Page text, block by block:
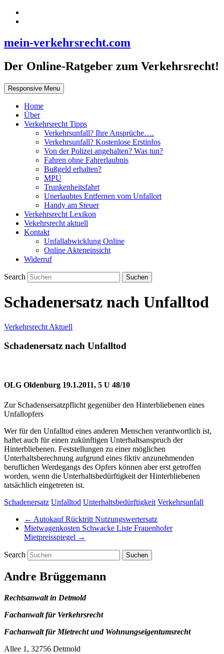
mein-verkehrsrecht.com
Der Online-Ratgeber zum Verkehrsrecht!
Responsive Menu
Home
Über
Verkehrsrecht Tipps
Verkehrsunfall? Ihre Ansprüche….
Verkehrsunfall? Kostenlose Erstinfos
Von der Polizei angehalten? Was tun?
Fahren ohne Fahrerlaubnis
Bußgeld erhalten?
MPU
Trunkenheitsfahrt
Unerlaubtes Entfernen vom Unfallort
Handy am Steuer
Verkehrsrecht Lexikon
Vekehrsrecht aktuell
Kontakt
Unfallabwicklung Online
Online Akteneinsicht
Widerruf
Search
Schadenersatz nach Unfalltod
Verkehrsrecht Aktuell
Schadenersatz nach Unfalltod
OLG Oldenburg 19.1.2011, 5 U 48/10
Zur Schadensersatzpflicht gegenüber den Hinterbliebenen eines
Unfallopfers
Wer für den Unfalltod eines anderen Menschen verantwortlich ist,
haftet auch für einen zukünftigen Unterhaltsanspruch der
Hinterbliebenen. Feststellungen zu einer möglichen
Unterhaltsberechnung aufgrund eines fiktiv anzunehmenden
beruflichen Werdegangs des Opfers können aber erst getroffen
worden, wenn die Unterhaltsbedürftigkeit der Hinterbliebenen
tatsächlich eingetreten ist.
Schadenersatz Unfalltod Unterhaltsbedürftigkeit Verkehrsunfall
← Autokauf Rücktritt Nutzungswertersatz
Mietwagenkosten Schwacke Liste Frauenhofer
Mietpreisspiegel →
Search
Andre Brüggemann
Rechtsanwalt in Detmold
Fachanwalt für Verkehrsrecht
Fachanwalt für Mietrecht und Wohnungseigentumsrecht
Allee 1, 32756 Detmold